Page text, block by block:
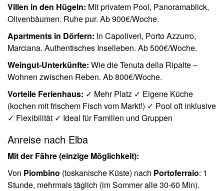
Villen in den Hügeln: Mit privatem Pool, Panoramablick,
Olivenbäumen. Ruhe pur. Ab 900€/Woche.
Apartments in Dörfern: In Capoliveri, Porto Azzurro,
Marciana. Authentisches Inselleben. Ab 500€/Woche.
Weingut-Unterkünfte: Wie die Tenuta della Ripalte –
Wohnen zwischen Reben. Ab 800€/Woche.
Vorteile Ferienhaus: ✓ Mehr Platz ✓ Eigene Küche
(kochen mit frischem Fisch vom Markt!) ✓ Pool oft inklusive
✓ Flexibilität ✓ Ideal für Familien und Gruppen
Anreise nach Elba
Mit der Fähre (einzige Möglichkeit):
Von Piombino (toskanische Küste) nach Portoferraio: 1
Stunde, mehrmals täglich (im Sommer alle 30-60 Min).